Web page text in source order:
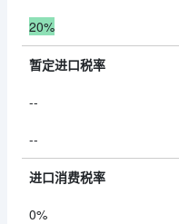
20%
暂定进口税率
--
--
进口消费税率
0%